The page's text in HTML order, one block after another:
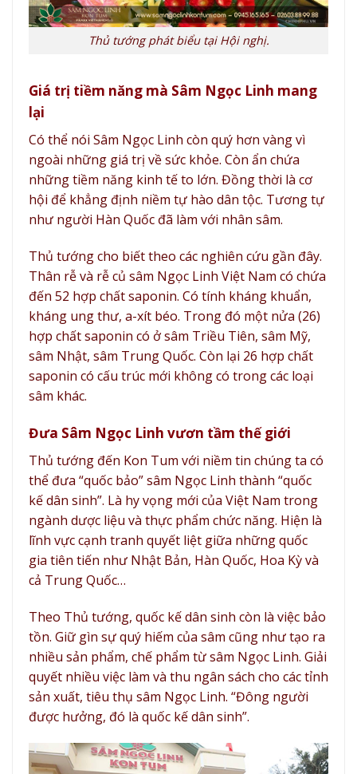
Thủ tướng phát biểu tại Hội nghị.
Giá trị tiềm năng mà Sâm Ngọc Linh mang
lại
Có thể nói Sâm Ngọc Linh còn quý hơn vàng vì
ngoài những giá trị về sức khỏe. Còn ẩn chứa
những tiềm năng kinh tế to lớn. Đồng thời là cơ
hội để khẳng định niềm tự hào dân tộc. Tương tự
như người Hàn Quốc đã làm với nhân sâm.
Thủ tướng cho biết theo các nghiên cứu gần đây.
Thân rễ và rễ củ sâm Ngọc Linh Việt Nam có chứa
đến 52 hợp chất saponin. Có tính kháng khuẩn,
kháng ung thư, a-xít béo. Trong đó một nửa (26)
hợp chất saponin có ở sâm Triều Tiên, sâm Mỹ,
sâm Nhật, sâm Trung Quốc. Còn lại 26 hợp chất
saponin có cấu trúc mới không có trong các loại
sâm khác.
Đưa Sâm Ngọc Linh vươn tầm thế giới
Thủ tướng đến Kon Tum với niềm tin chúng ta có
thể đưa “quốc bảo” sâm Ngọc Linh thành “quốc
kế dân sinh”. Là hy vọng mới của Việt Nam trong
ngành dược liệu và thực phẩm chức năng. Hiện là
lĩnh vực cạnh tranh quyết liệt giữa những quốc
gia tiên tiến như Nhật Bản, Hàn Quốc, Hoa Kỳ và
cả Trung Quốc…
Theo Thủ tướng, quốc kế dân sinh còn là việc bảo
tồn. Giữ gìn sự quý hiếm của sâm cũng như tạo ra
nhiều sản phẩm, chế phẩm từ sâm Ngọc Linh. Giải
quyết nhiều việc làm và thu ngân sách cho các tỉnh
sản xuất, tiêu thụ sâm Ngọc Linh. “Đông người
được hưởng, đó là quốc kế dân sinh”.